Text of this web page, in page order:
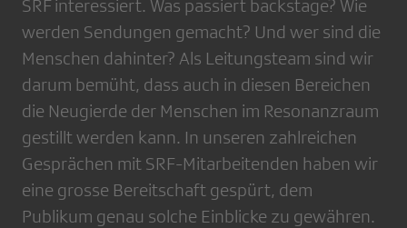
SRF interessiert. Was passiert backstage? Wie
werden Sendungen gemacht? Und wer sind die
Menschen dahinter? Als Leitungsteam sind wir
darum bemüht, dass auch in diesen Bereichen
die Neugierde der Menschen im Resonanzraum
gestillt werden kann. In unseren zahlreichen
Gesprächen mit SRF-Mitarbeitenden haben wir
eine grosse Bereitschaft gespürt, dem
Publikum genau solche Einblicke zu gewähren.